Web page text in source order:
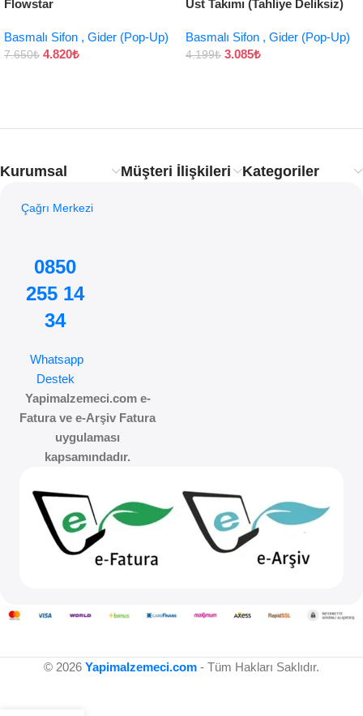
Flowstar
Basmalı Sifon , Gider (Pop-Up)
7.650₺ 4.820₺
Üst Takımı (Tahliye Deliksiz)
Basmalı Sifon , Gider (Pop-Up)
4.199₺ 3.085₺
Kurumsal Müşteri İlişkileri Kategoriler
Çağrı Merkezi
0850
255 14
34
Whatsapp
Destek
Yapimalzemeci.com e-
Fatura ve e-Arşiv Fatura
uygulaması
kapsamındadır.
© 2026 Yapimalzemeci.com - Tüm Hakları Saklıdır.